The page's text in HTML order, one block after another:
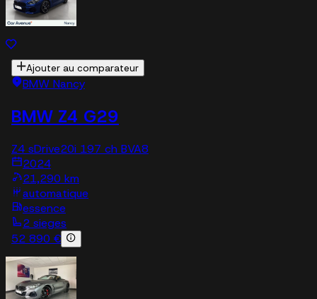
Ajouter au comparateur
BMW Nancy
BMW Z4 G29
Z4 sDrive20i 197 ch BVA8
2024
21,290 km
automatique
essence
2 sieges
52 890 €